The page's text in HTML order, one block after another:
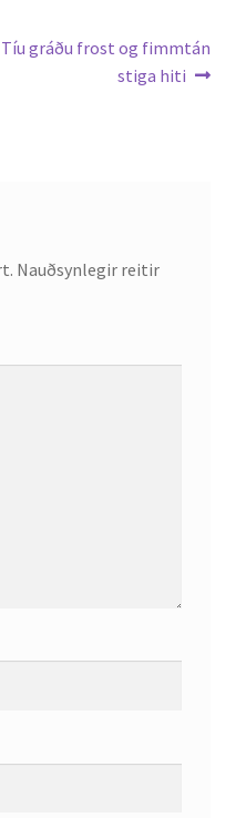
Next
Tíu gráðu frost og fimmtán
stiga hiti
Nauðsynlegir reitir